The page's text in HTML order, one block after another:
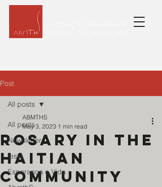
Post
All posts
Newsletter
teste
Esperança e Vida
All posts
Rosary in the
Haitian
community
ABMTHS
May 3, 2023 1 min read